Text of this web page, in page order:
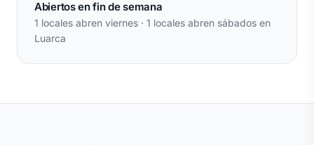
Abiertos en fin de semana
1 locales abren viernes · 1 locales abren sábados en
Luarca